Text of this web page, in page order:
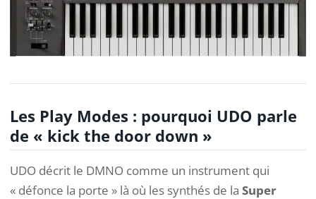
Les Play Modes : pourquoi UDO parle
de « kick the door down »
UDO décrit le DMNO comme un instrument qui
« défonce la porte » là où les synthés de la Super